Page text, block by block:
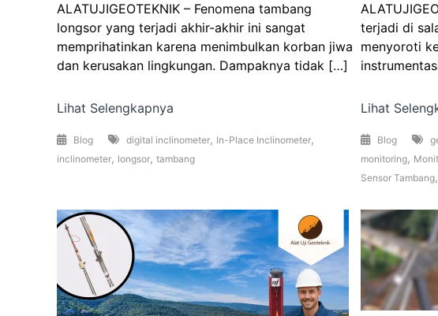
ALATUJIGEOTEKNIK – Fenomena tambang
longsor yang terjadi akhir-akhir ini sangat
memprihatinkan karena menimbulkan korban jiwa
dan kerusakan lingkungan. Dampaknya tidak […]
Lihat Selengkapnya
Blog digital inclinometer, In-Place Inclinometer,
inclinometer, longsor, tambang
terjadi di
menyoroti
Lihat
Blog
monitoring,
Sensor Tambang